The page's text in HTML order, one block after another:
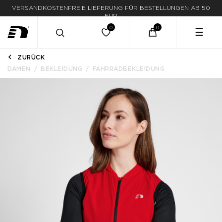
VERSANDKOSTENFREIE LIEFERUNG FÜR BESTELLUNGEN AB 50
EUR
☰
ZURÜCK
DAMEN
BEKLEIDUNG FAHRRADBEKLEIDUNG